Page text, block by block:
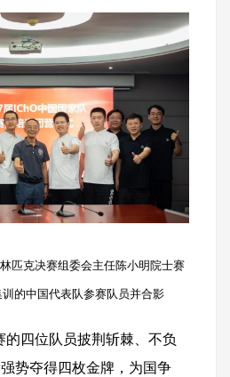
匹克决赛组委会主任陈小明院士赛
的中国代表队参赛队员并合影
的四位队员披荆斩棘、不负
势夺得四枚金牌，为国争